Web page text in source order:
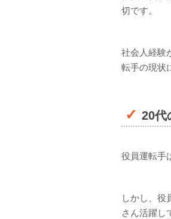
切です。
社会人経験
転手の現状
20代
役員運転手
しかし、役
さん活躍し